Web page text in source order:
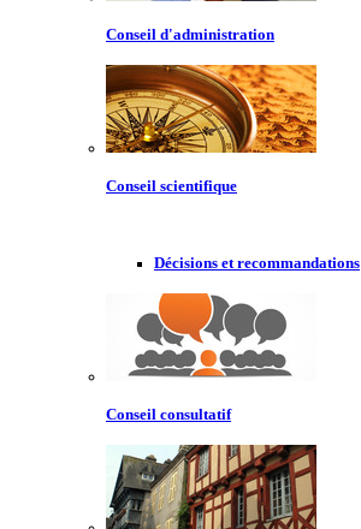
Conseil d'administration
Conseil scientifique
Décisions et recommandations
Conseil consultatif